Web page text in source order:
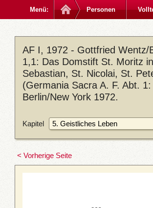
Menü: Personen
AF I, 1972 - Gottfried Wentz/
1,1: Das Domstift St. Moritz
Sebastian, St. Nicolai, St.
(Germania Sacra A. F. Abt.
Berlin/New York 1972.
Kapitel
< Vorherige Seite